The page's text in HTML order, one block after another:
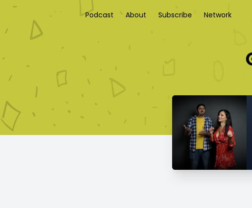
Podcast About Subscribe Network